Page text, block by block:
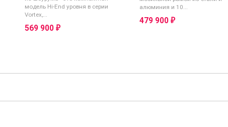
модель Hi-End уровня в серии
Vortex,...
569 900 ₽
алюминия и 10...
479 900 ₽